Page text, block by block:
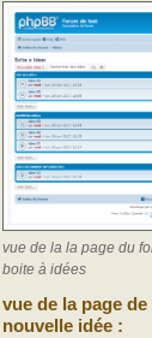
vue de la la page du
boite à idées
vue de la page
nouvelle idée :